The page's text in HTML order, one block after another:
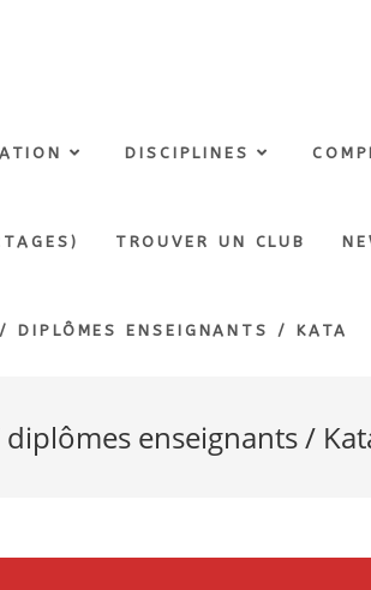
DISCIPLINES
TROUVER UN CLUB
DIPLÔMES ENSEIGNANTS / KATA
diplômes enseignants /